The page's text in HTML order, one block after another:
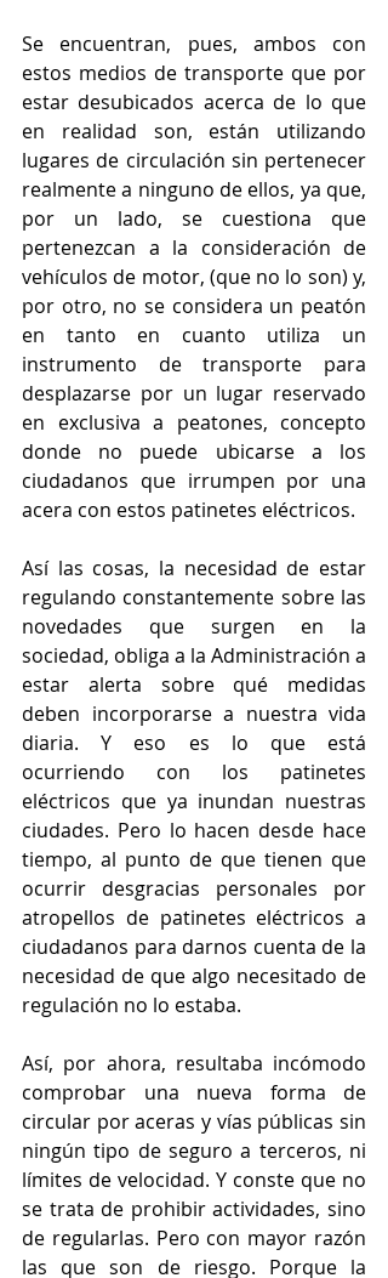
Se encuentran, pues, ambos con
estos medios de transporte que por
estar desubicados acerca de lo que
en realidad son, están utilizando
lugares de circulación sin pertenecer
realmente a ninguno de ellos, ya que,
por un lado, se cuestiona que
pertenezcan a la consideración de
vehículos de motor, (que no lo son) y,
por otro, no se considera un peatón
en tanto en cuanto utiliza un
instrumento de transporte para
desplazarse por un lugar reservado
en exclusiva a peatones, concepto
donde no puede ubicarse a los
ciudadanos que irrumpen por una
acera con estos patinetes eléctricos.
Así las cosas, la necesidad de estar
regulando constantemente sobre las
novedades que surgen en la
sociedad, obliga a la Administración a
estar alerta sobre qué medidas
deben incorporarse a nuestra vida
diaria. Y eso es lo que está
ocurriendo con los patinetes
eléctricos que ya inundan nuestras
ciudades. Pero lo hacen desde hace
tiempo, al punto de que tienen que
ocurrir desgracias personales por
atropellos de patinetes eléctricos a
ciudadanos para darnos cuenta de la
necesidad de que algo necesitado de
regulación no lo estaba.
Así, por ahora, resultaba incómodo
comprobar una nueva forma de
circular por aceras y vías públicas sin
ningún tipo de seguro a terceros, ni
límites de velocidad. Y conste que no
se trata de prohibir actividades, sino
de regularlas. Pero con mayor razón
las que son de riesgo. Porque la